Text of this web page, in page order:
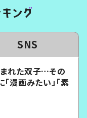
SNS
れた双子…その
漫画みたい」「素